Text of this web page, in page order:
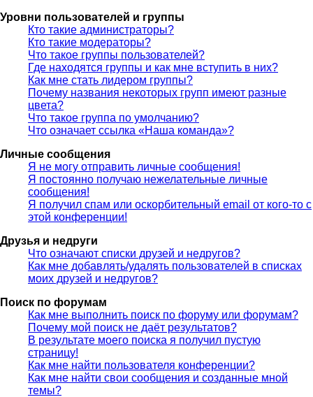
Уровни пользователей и группы
Кто такие администраторы?
Кто такие модераторы?
Что такое группы пользователей?
Где находятся группы и как мне вступить в них?
Как мне стать лидером группы?
Почему названия некоторых групп имеют разные
цвета?
Что такое группа по умолчанию?
Что означает ссылка «Наша команда»?
Личные сообщения
Я не могу отправить личные сообщения!
Я постоянно получаю нежелательные личные
сообщения!
Я получил спам или оскорбительный email от кого-то с
этой конференции!
Друзья и недруги
Что означают списки друзей и недругов?
Как мне добавлять/удалять пользователей в списках
моих друзей и недругов?
Поиск по форумам
Как мне выполнить поиск по форуму или форумам?
Почему мой поиск не даёт результатов?
В результате моего поиска я получил пустую
страницу!
Как мне найти пользователя конференции?
Как мне найти свои сообщения и созданные мной
темы?